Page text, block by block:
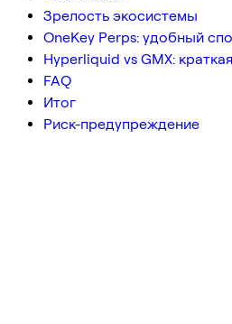
Зрелость экосистемы
OneKey Perps: удобный
Hyperliquid vs GMX:
FAQ
Итог
Риск-предупреждение